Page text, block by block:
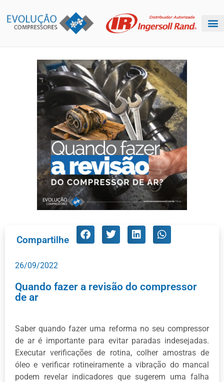
Compartilhe
26/09/2022
Quando fazer a revisão do compressor
de ar
Saber quando fazer uma reforma no seu compressor
de ar é importante para evitar paradas indesejadas.
Executar verificações de rotina, colher amostras de
óleo e verificar rotineiramente a vibração do mancal
podem revelar indicadores que sugerem uma falha